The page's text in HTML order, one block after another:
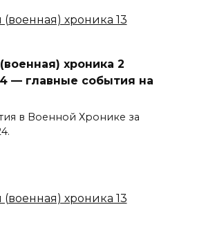
хроника 2
— главные события на
в Военной Хронике за